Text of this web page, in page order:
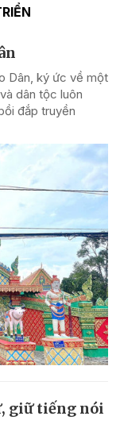
Dân, ký ức về một
dân tộc luôn
đắp truyền
giữ tiếng nói